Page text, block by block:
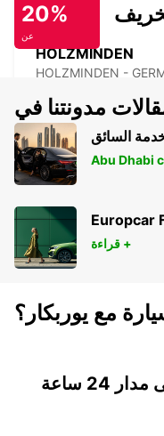
HOLZMINDEN
HOLZMINDEN -
BERGKAMEN
BERGKAMEN -
20%
عن
مدونتنا في
السائق
Abu Dhabi
قراءة +
مع يوربكار؟
ساعة